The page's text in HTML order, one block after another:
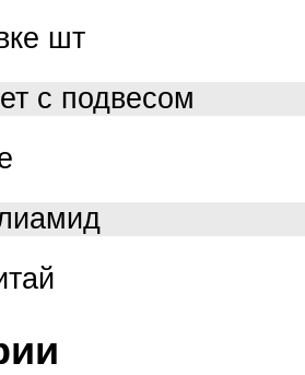
шт
с подвесом